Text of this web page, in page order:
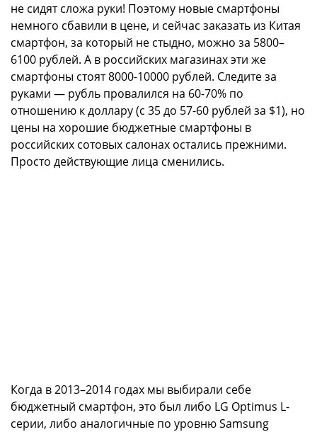
не сидят сложа руки! Поэтому новые смартфоны
немного сбавили в цене, и сейчас заказать из Китая
смартфон, за который не стыдно, можно за 5800–
6100 рублей. А в российских магазинах эти же
смартфоны стоят 8000-10000 рублей. Следите за
руками — рубль провалился на 60-70% по
отношению к доллару (с 35 до 57-60 рублей за $1), но
цены на хорошие бюджетные смартфоны в
российских сотовых салонах остались прежними.
Просто действующие лица сменились.
Когда в 2013–2014 годах мы выбирали себе
бюджетный смартфон, это был либо LG Optimus L-
серии, либо аналогичные по уровню Samsung